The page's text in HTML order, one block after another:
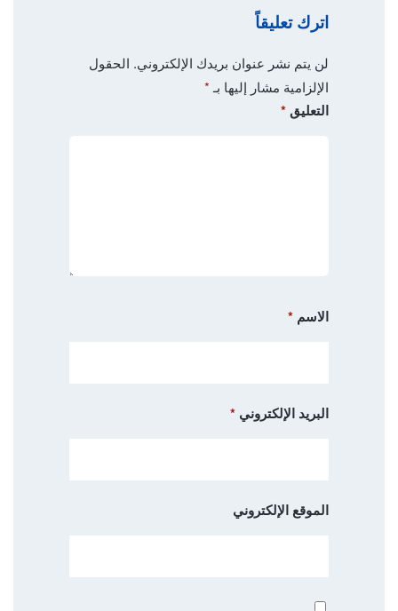
اترك تعليقاً
لن يتم نشر عنوان بريدك الإلكتروني. الحقول
الإلزامية مشار إليها بـ*
التعليق*
الاسم *
البريد الإلكتروني *
الموقع الإلكتروني